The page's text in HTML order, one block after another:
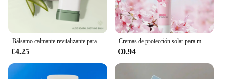
Bálsamo calmante revitalizante para la piel de Aloe Vera, crema de Gel Facial reparadora sensible después del sol, crema Facial hidratante
€4.25
Cremas de protección solar para mujer, crema hidratante con protección UV, cuidado de la piel, control de aceite, 8G, SPF50, L6O6
€0.94